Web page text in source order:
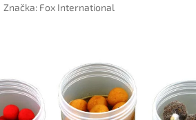
Značka: Fox International